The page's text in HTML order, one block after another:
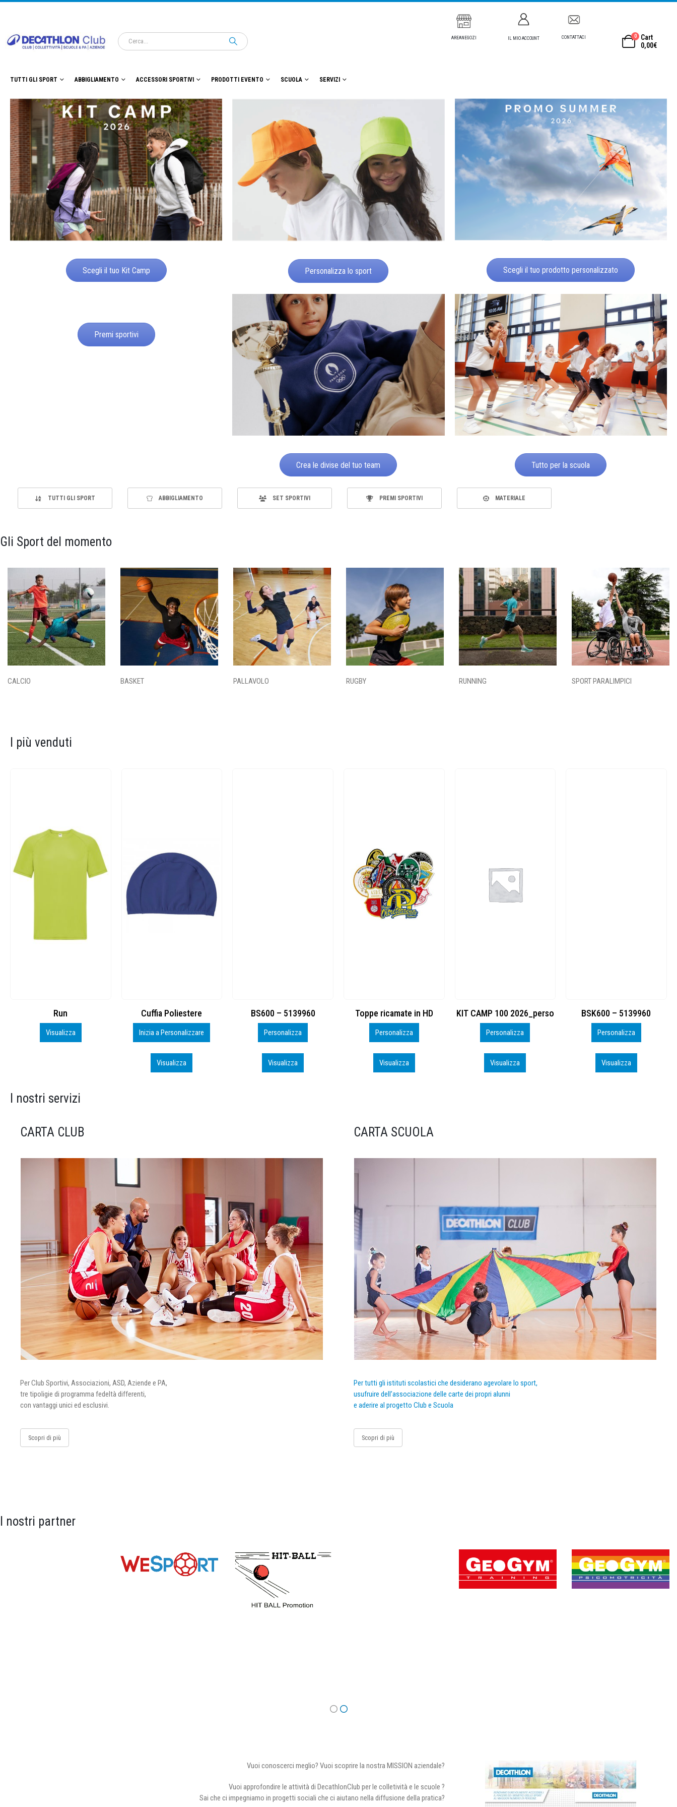
AREANEGOZI IL MIO ACCOUNT CONTATTACI 0
Cart
0,00€
TUTTI GLI SPORT ABBIGLIAMENTO ACCESSORI SPORTIVI PRODOTTI EVENTO SCUOLA SERVIZI
Scegli il tuo Kit Camp Personalizza lo sport Scegli il tuo prodotto personalizzato
Premi sportivi
Crea le divise del tuo team Tutto per la scuola
TUTTI GLI SPORT ABBIGLIAMENTO SET SPORTIVI PREMI SPORTIVI MATERIALE
Gli Sport del momento
CALCIO BASKET PALLAVOLO RUGBY RUNNING SPORT PARALIMPICI
I più venduti
Cuffia Poliestere
Inizia a Personalizzare
BS600 – 5139960
Personalizza
Visualizza
Toppe ricamate in HD
Personalizza
Visualizza
KIT CAMP 100 2026_perso
Personalizza
Visualizza
BSK600 – 5139960
Personalizza
Visualizza
DTF
Personalizza
Visualizza
I nostri servizi
CARTA CLUB
Per Club Sportivi, Associazioni, ASD, Aziende e PA,
tre tipoligie di programma fedeltà differenti,
con vantaggi unici ed esclusivi.
Scopri di più
CARTA SCUOLA
Per tutti gli istituti scolastici che desiderano agevolare lo sport,
usufruire dell’associazione delle carte dei propri alunni
e aderire al progetto Club e Scuola
Scopri di più
I nostri partner
Vuoi conoscerci meglio? Vuoi scoprire la nostra MISSION aziendale?
Vuoi approfondire le attività di DecathlonClub per le colletività e le scuole ?
Sai che ci impegniamo in progetti sociali che ci aiutano nella diffusione della pratica?